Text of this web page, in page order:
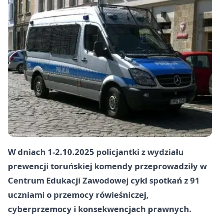
W dniach 1-2.10.2025 policjantki z wydziału
prewencji toruńskiej komendy przeprowadziły w
Centrum Edukacji Zawodowej cykl spotkań z 91
uczniami o przemocy rówieśniczej,
cyberprzemocy i konsekwencjach prawnych.